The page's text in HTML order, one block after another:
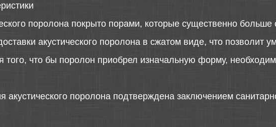
поролона покрыто порами, которые существенно больше
акустического поролона в сжатом виде, что позволит
того, что бы поролон приобрел изначальную форму,
акустического поролона подтверждена заключением